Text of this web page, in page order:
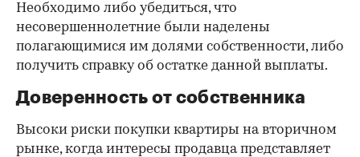
Необходимо либо убедиться, что
несовершеннолетние были наделены
полагающимися им долями собственности, либо
получить справку об остатке данной выплаты.
Доверенность от собственника
Высоки риски покупки квартиры на вторичном
рынке, когда интересы продавца представляет